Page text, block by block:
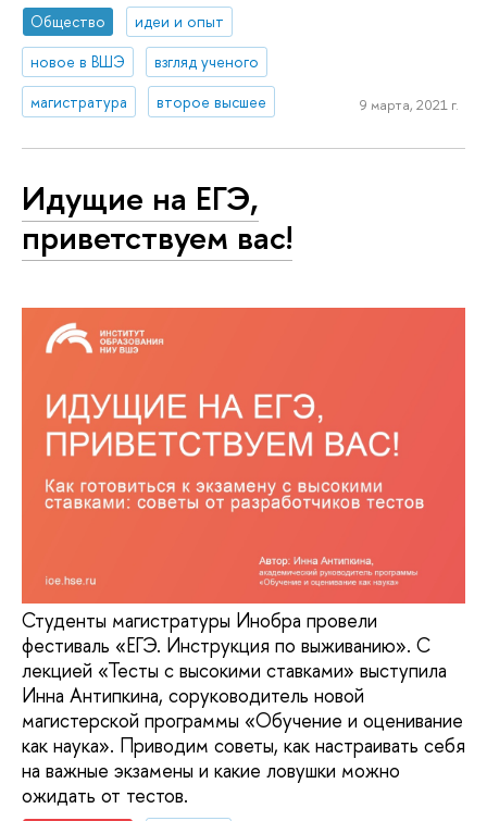
Общество
идеи и опыт
новое в ВШЭ
взгляд ученого
магистратура
второе высшее 9 марта, 2021 г.
Идущие на ЕГЭ,
приветствуем вас!
Студенты магистратуры Инобра провели
фестиваль «ЕГЭ. Инструкция по выживанию». С
лекцией «Тесты с высокими ставками» выступила
Инна Антипкина, соруководитель новой
магистерской программы «Обучение и оценивание
как наука». Приводим советы, как настраивать себя
на важные экзамены и какие ловушки можно
ожидать от тестов.